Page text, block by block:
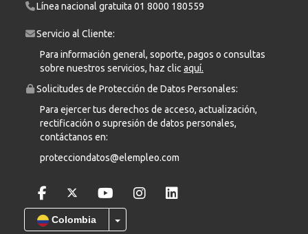
Línea nacional gratuita 01 8000 180559
Servicio al Cliente:
Para información general, soporte, pagos o consultas
sobre nuestros servicios, haz clicaquí.
Solicitudes de Protección de Datos Personales:
Para ejercer tus derechos de acceso, actualización,
rectificación o supresión de datos personales,
contáctanos en:
protecciondatos@elempleo.com
Colombia